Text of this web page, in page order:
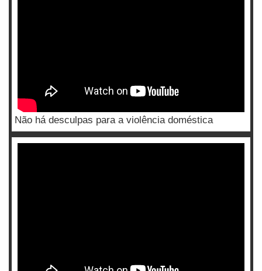
Não há desculpas para a violência doméstica